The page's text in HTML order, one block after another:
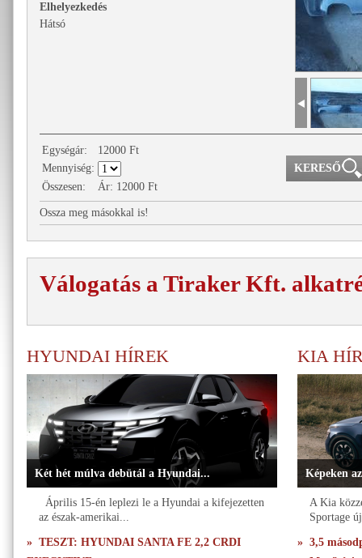
Elhelyezkedés
Hátsó
Egységár: 12000 Ft
Mennyiség:
Összesen:
Ár: 12000 Ft
Ossza meg másokkal is!
Válogatás a Tiraker Kft.
HYUNDAI HÍREK
Két hét múlva debütál a Hyundai...
Április 15-én leplezi le a Hyundai a kifejezetten
az észak-amerikai...
» TESZT: HYUNDAI SANTA FE 2,2 CRDI
KIA
Képeken
A Kia
Sportage
» 3,5